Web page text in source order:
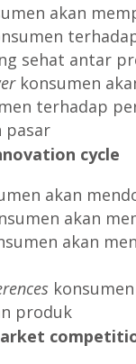
akan
sehat antar
konsumen
terhadap
pasar
cycle
akan
akan
akan
produk